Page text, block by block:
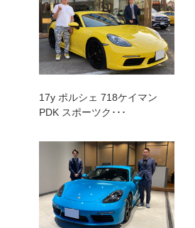
17y ポルシェ 718ケイマン
PDK スポーツク･･･